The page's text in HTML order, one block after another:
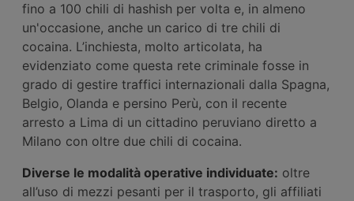
fino a 100 chili di hashish per volta e, in almeno
un'occasione, anche un carico di tre chili di
cocaina. L’inchiesta, molto articolata, ha
evidenziato come questa rete criminale fosse in
grado di gestire traffici internazionali dalla Spagna,
Belgio, Olanda e persino Perù, con il recente
arresto a Lima di un cittadino peruviano diretto a
Milano con oltre due chili di cocaina.
Diverse le modalità operative individuate: oltre
all’uso di mezzi pesanti per il trasporto, gli affiliati